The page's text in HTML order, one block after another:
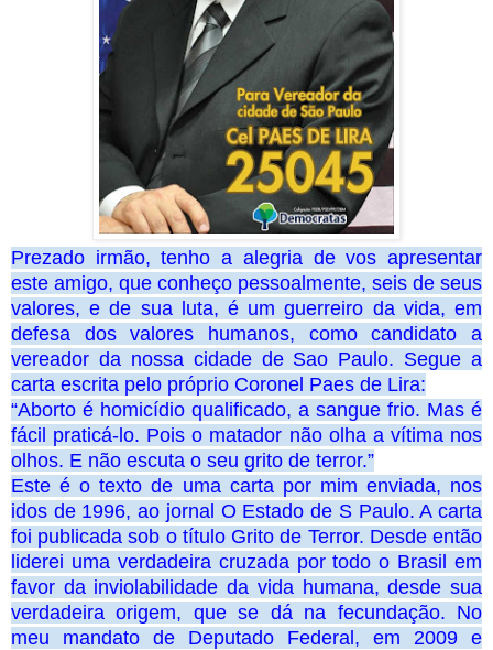
Prezado irmão, tenho a alegria de vos apresentar
este amigo, que conheço pessoalmente, seis de seus
valores, e de sua luta, é um guerreiro da vida, em
defesa dos valores humanos, como candidato a
vereador da nossa cidade de Sao Paulo. Segue a
carta escrita pelo próprio Coronel Paes de Lira:
“Aborto é homicídio qualificado, a sangue frio. Mas é
fácil praticá-lo. Pois o matador não olha a vítima nos
olhos. E não escuta o seu grito de terror.”
Este é o texto de uma carta por mim enviada, nos
idos de 1996, ao jornal O Estado de S Paulo. A carta
foi publicada sob o título Grito de Terror. Desde então
liderei uma verdadeira cruzada por todo o Brasil em
favor da inviolabilidade da vida humana, desde sua
verdadeira origem, que se dá na fecundação. No
meu mandato de Deputado Federal, em 2009 e